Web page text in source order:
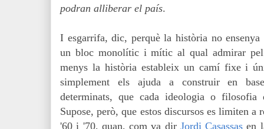
podran alliberar el país.
I esgarrifa, dic, perquè la història no
un bloc monolític i mític al qual admirar
menys la història estableix un camí fixe i
simplement els ajuda a construir en
determinats, que cada ideologia o
Supose, però, que estos discursos es limiten a
'60 i '70, quan, com va dir Jordi Casassas en